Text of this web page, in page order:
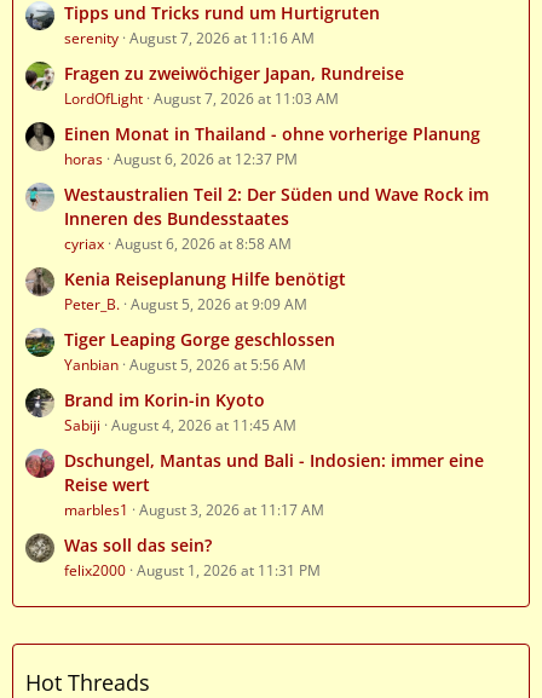
Tipps und Tricks rund um Hurtigruten
serenity August 7, 2026 at 11:16 AM
Fragen zu zweiwöchiger Japan, Rundreise
LordOfLight August 7, 2026 at 11:03 AM
Einen Monat in Thailand - ohne vorherige Planung
horas August 6, 2026 at 12:37 PM
Westaustralien Teil 2: Der Süden und Wave Rock im
Inneren des Bundesstaates
cyriax August 6, 2026 at 8:58 AM
Kenia Reiseplanung Hilfe benötigt
Peter_B. August 5, 2026 at 9:09 AM
Tiger Leaping Gorge geschlossen
Yanbian August 5, 2026 at 5:56 AM
Brand im Korin-in Kyoto
Sabiji August 4, 2026 at 11:45 AM
Dschungel, Mantas und Bali - Indosien: immer eine
Reise wert
marbles1 August 3, 2026 at 11:17 AM
Was soll das sein?
felix2000 August 1, 2026 at 11:31 PM
Hot Threads